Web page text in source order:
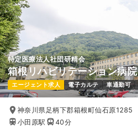
特定医療法人社団研精会
箱根リハビリテーション病院
エージェント求人 電子カルテ 車通勤可
神奈川県足柄下郡箱根町仙石原1285
小田原駅
40分